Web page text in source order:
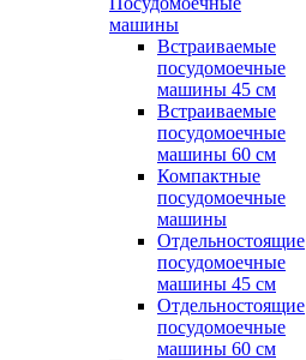
машины
Встраиваемые
посудомоечные
машины 45 см
Встраиваемые
посудомоечные
машины 60 см
Компактные
посудомоечные
машины
Отдельностоящие
посудомоечные
машины 45 см
Отдельностоящие
посудомоечные
машины 60 см